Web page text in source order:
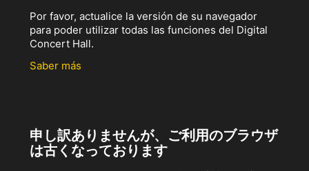
Por favor, actualice la versión de su navegador
para poder utilizar todas las funciones del Digital
Concert Hall.
Saber más
申し訳ありませんが、ご利用のブラウザ
は古くなっております